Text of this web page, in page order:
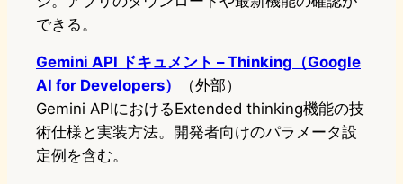
できる。
Gemini API ドキュメント – Thinking（Google
AI for Developers）
（外部）
Gemini APIにおけるExtended thinking機能の技
術仕様と実装方法。開発者向けのパラメータ設
定例を含む。